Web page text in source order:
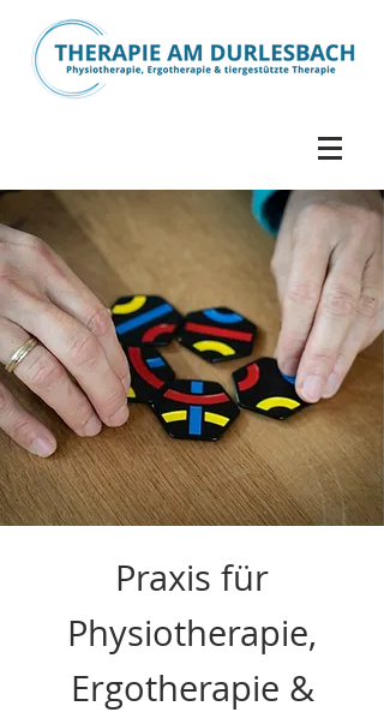
Praxis für
Physiotherapie,
Ergotherapie &